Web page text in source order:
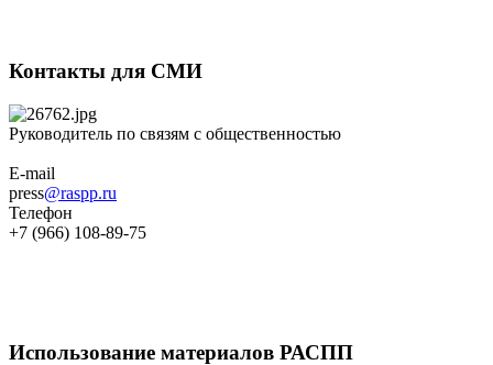
Контакты для СМИ
Руководитель по связям с общественностью
E-mail
press@raspp.ru
Телефон
+7 (966) 108-89-75
Использование материалов РАСПП